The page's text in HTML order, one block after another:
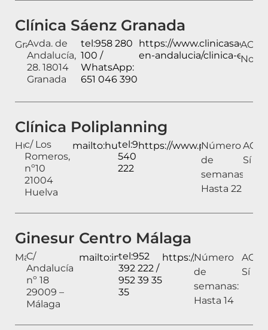
Clínica Sáenz Granada
Granada
Avda. de
Andalucía,
28. 18014
Granada
tel:958 280
100 /
WhatsApp:
651 046 390
https://
en-andalucia/clinica-en-
ACAI:
No
Clínica Poliplanning
Huelva
c/ Los
Romeros,
nº10
21004
Huelva
mailto:huelva@poliplanning.com
tel:959
540
222
https://
Número
de
semanas:
Hasta 22
ACAI:
Sí
Ginesur Centro Málaga
Málaga
C/
Andalucía
nº 18
29009 –
Málaga
mailto:info@ginesur.com
tel:952
392 222 /
952 39 35
35
https://ginesur.com/
Número
de
semanas:
Hasta 14
ACAI:
Sí